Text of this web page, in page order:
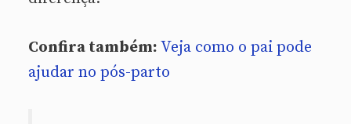
Confira também: Veja como o pai pode
ajudar no pós-parto